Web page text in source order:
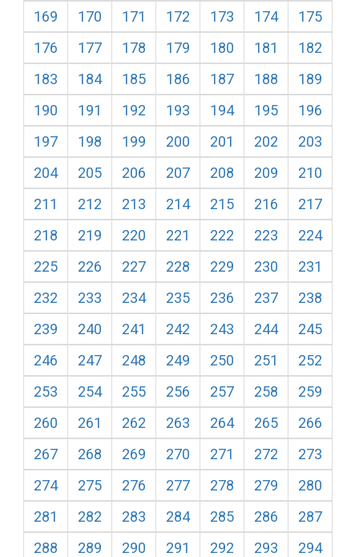
169
170 171 172 173 174
175
176
177 178 179 180 181
182
183
184 185 186 187 188
189
190
191 192 193 194 195
196
197
198 199 200 201 202
203
204
205 206 207 208 209
210
211
212 213 214 215 216
217
218
219 220 221 222 223
224
225
226 227 228 229 230
231
232
233 234 235 236 237
238
239
240 241 242 243 244
245
246
247 248 249 250 251
252
253
254 255 256 257 258
259
260
261 262 263 264 265
266
267
268 269 270 271 272
273
274
275 276 277 278 279
280
281
282 283 284 285 286
287
288
289 290 291 292 293
294